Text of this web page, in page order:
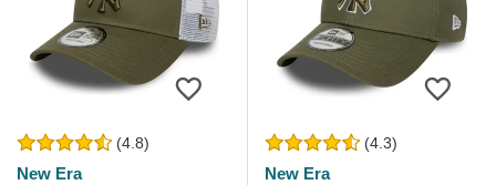
(4.8)
New Era
(4.3)
New Era